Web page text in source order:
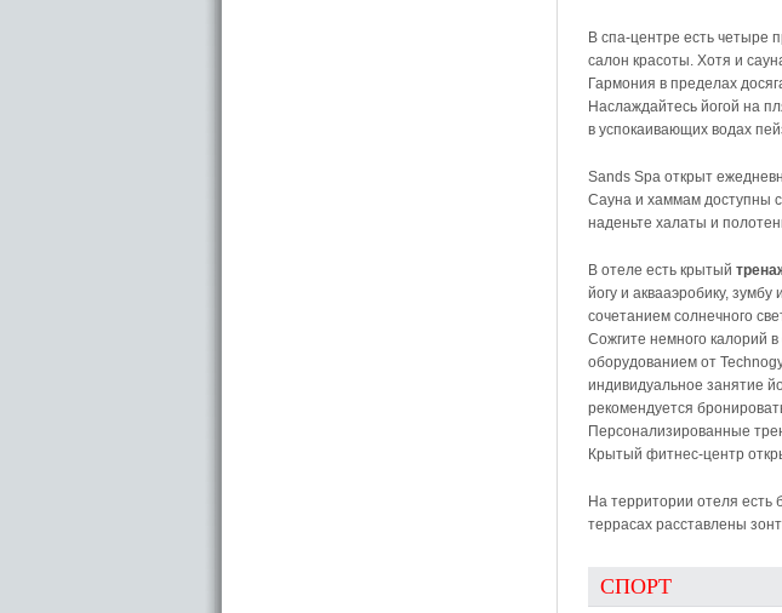
В спа-центре есть четыре
салон красоты. Хотя и
Гармония в пределах
Наслаждайтесь йогой на
в успокаивающих водах
Sands Spa открыт
Сауна и хаммам доступны
наденьте халаты и
В отеле есть крытый
йогу и аквааэробику,
сочетанием солнечного
Сожгите немного калорий
оборудованием от
индивидуальное занятие
рекомендуется
Персонализированные
Крытый фитнес-центр
На территории отеля есть
террасах расставлены
СПОРТ